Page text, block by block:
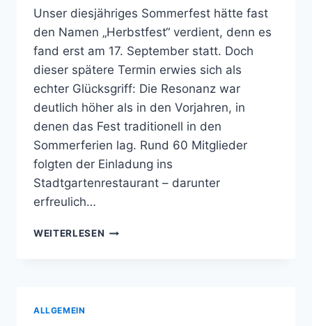
Unser diesjähriges Sommerfest hätte fast
den Namen „Herbstfest“ verdient, denn es
fand erst am 17. September statt. Doch
dieser spätere Termin erwies sich als
echter Glücksgriff: Die Resonanz war
deutlich höher als in den Vorjahren, in
denen das Fest traditionell in den
Sommerferien lag. Rund 60 Mitglieder
folgten der Einladung ins
Stadtgartenrestaurant – darunter
erfreulich…
WEITERLESEN
ALLGEMEIN